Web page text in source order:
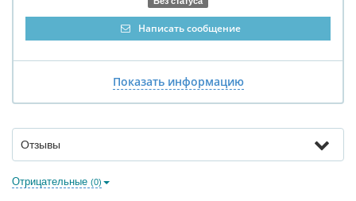
Написать сообщение
Показать информацию
Отзывы
Отрицательные (0)